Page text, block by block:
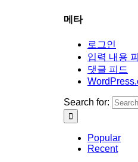
메타
로그인
입력 내용
댓글 피드
Search for:
Popular
Recent